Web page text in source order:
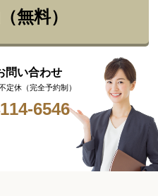
無料）
問い合わせ
定休（完全予約制）
6546